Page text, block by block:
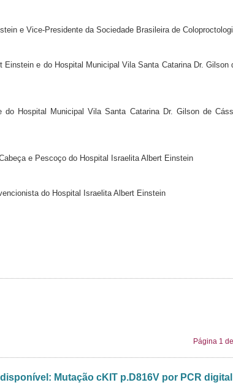
e Vice-Presidente da Sociedade Brasileira de
e do Hospital Municipal Vila Santa Catarina Dr. Gilson
Hospital Municipal Vila Santa Catarina Dr. Gilson de
e Pescoço do Hospital Israelita Albert Einstein
do Hospital Israelita Albert Einstein
Página 1
Mutação cKIT p.D816V por PCR digital